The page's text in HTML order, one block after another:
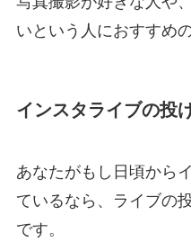
いという人におすすめ
インスタライブの投
あなたがもし日頃から
ているなら、ライブの
です。